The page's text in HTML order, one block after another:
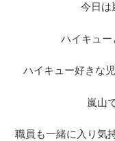
今日は
ハイキュー
ハイキュー好きな
嵐山
職員も一緒に入り気